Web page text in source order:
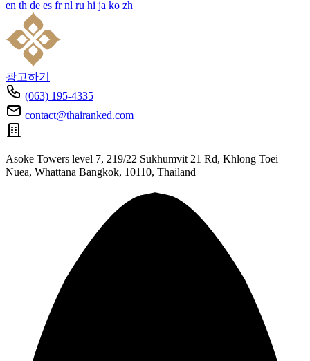
en th de es fr nl ru hi ja ko zh
광고하기
(063) 195-4335
contact@thairanked.com
Asoke Towers level 7, 219/22 Sukhumvit 21 Rd, Khlong Toei
Nuea, Whattana Bangkok, 10110, Thailand